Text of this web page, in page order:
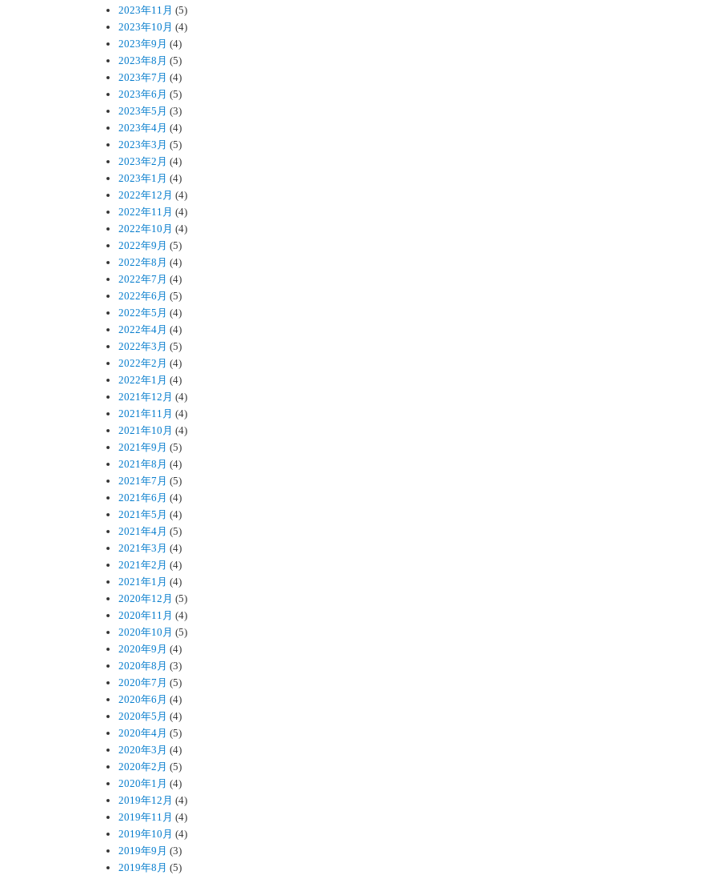
2023年11月 (5)
2023年10月 (4)
2023年9月 (4)
2023年8月 (5)
2023年7月 (4)
2023年6月 (5)
2023年5月 (3)
2023年4月 (4)
2023年3月 (5)
2023年2月 (4)
2023年1月 (4)
2022年12月 (4)
2022年11月 (4)
2022年10月 (4)
2022年9月 (5)
2022年8月 (4)
2022年7月 (4)
2022年6月 (5)
2022年5月 (4)
2022年4月 (4)
2022年3月 (5)
2022年2月 (4)
2022年1月 (4)
2021年12月 (4)
2021年11月 (4)
2021年10月 (4)
2021年9月 (5)
2021年8月 (4)
2021年7月 (5)
2021年6月 (4)
2021年5月 (4)
2021年4月 (5)
2021年3月 (4)
2021年2月 (4)
2021年1月 (4)
2020年12月 (5)
2020年11月 (4)
2020年10月 (5)
2020年9月 (4)
2020年8月 (3)
2020年7月 (5)
2020年6月 (4)
2020年5月 (4)
2020年4月 (5)
2020年3月 (4)
2020年2月 (5)
2020年1月 (4)
2019年12月 (4)
2019年11月 (4)
2019年10月 (4)
2019年9月 (3)
2019年8月 (5)